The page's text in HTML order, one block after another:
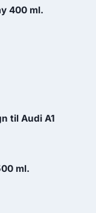
kr..
400 ml.
til Audi A1
ml.